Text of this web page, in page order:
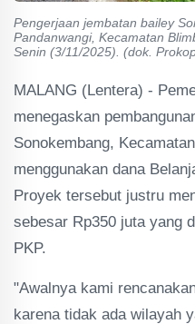
Pengerjaan jembatan bailey
Pandanwangi, Kecamatan
Senin (3/11/2025). (dok.
MALANG (Lentera) -
menegaskan
Sonokembang,
menggunakan dana
Proyek tersebut justru
sebesar Rp350 juta yang
PKP.
"Awalnya kami
karena tidak ada wilayah